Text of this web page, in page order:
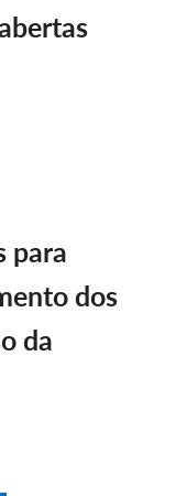
para
dos
da